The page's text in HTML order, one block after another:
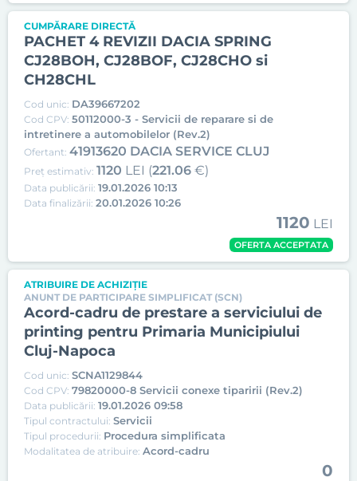
CUMPĂRARE DIRECTĂ
PACHET 4 REVIZII DACIA SPRING
CJ28BOH, CJ28BOF, CJ28CHO si
CH28CHL
Cod unic: DA39667202
Cod CPV: 50112000-3 - Servicii de reparare si de
intretinere a automobilelor (Rev.2)
Ofertant: 41913620 DACIA SERVICE CLUJ
Preț estimativ: 1120 LEI (221.06 €)
Data publicării: 19.01.2026 10:13
Data finalizării: 20.01.2026 10:26
1120 LEI
OFERTA ACCEPTATA
ATRIBUIRE DE ACHIZIȚIE
ANUNT DE PARTICIPARE SIMPLIFICAT (SCN)
Acord-cadru de prestare a serviciului de
printing pentru Primaria Municipiului
Cluj-Napoca
Cod unic: SCNA1129844
Cod CPV: 79820000-8 Servicii conexe tiparirii (Rev.2)
Data publicării: 19.01.2026 09:58
Tipul contractului: Servicii
Tipul procedurii: Procedura simplificata
Modalitatea de atribuire: Acord-cadru
0